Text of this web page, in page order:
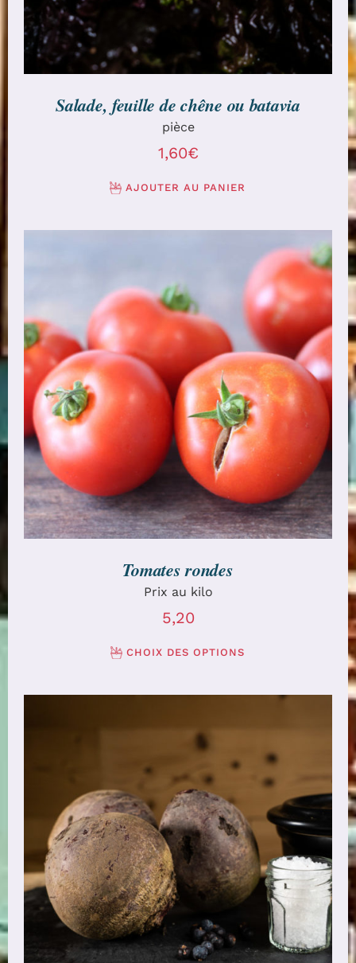
Salade, feuille de chêne ou batavia
pièce
1,60€
AJOUTER AU PANIER
CHOIX DES OPTIONS / DÉTAILS
Tomates rondes
Prix au kilo
5,20
CHOIX DES OPTIONS
CHOIX DES OPTIONS / DÉTAILS